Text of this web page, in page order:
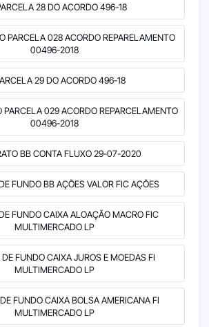
28 DO ACORDO 496-18
PARCELA 028 ACORDO REPARELAMENTO
00496-2018
29 DO ACORDO 496-18
PARCELA 029 ACORDO REPARCELAMENTO
00496-2018
BB CONTA FLUXO 29-07-2020
FUNDO BB AÇÕES VALOR FIC AÇÕES
FUNDO CAIXA ALOAÇÃO MACRO FIC
MULTIMERCADO LP
FUNDO CAIXA JUROS E MOEDAS FI
MULTIMERCADO LP
FUNDO CAIXA BOLSA AMERICANA FI
MULTIMERCADO LP